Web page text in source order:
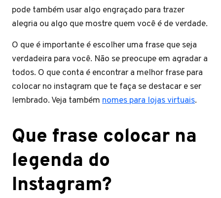
pode também usar algo engraçado para trazer
alegria ou algo que mostre quem você é de verdade.
O que é importante é escolher uma frase que seja
verdadeira para você. Não se preocupe em agradar a
todos. O que conta é encontrar a melhor frase para
colocar no instagram que te faça se destacar e ser
lembrado. Veja também nomes para lojas virtuais.
Que frase colocar na
legenda do
Instagram?